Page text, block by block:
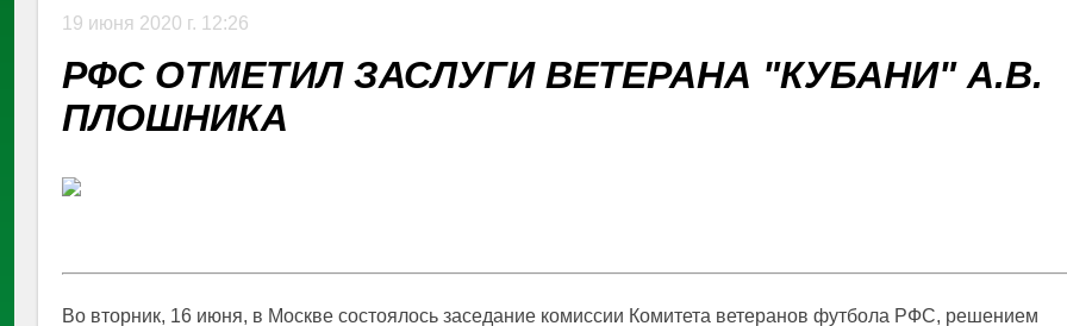
19 июня 2020 г. 12:26
РФС ОТМЕТИЛ ЗАСЛУГИ ВЕТЕРАНА "КУБАНИ" А.В.
ПЛОШНИКА
Во вторник, 16 июня, в Москве состоялось заседание комиссии Комитета ветеранов футбола РФС, решением